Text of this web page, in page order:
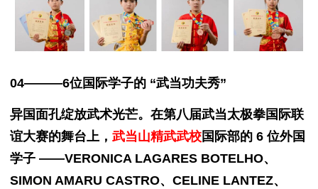
04———6位国际学子的 “武当功夫秀”
异国面孔绽放武术光芒。在第八届武当太极拳国际联
谊大赛的舞台上， 武当山精武武校国际部的 6 位外国
学子 ——VERONICA LAGARES BOTELHO、
SIMON AMARU CASTRO、CELINE LANTEZ、